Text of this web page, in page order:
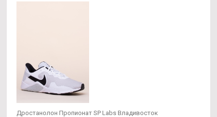
Дростанолон Пропионат SP Labs Владивосток